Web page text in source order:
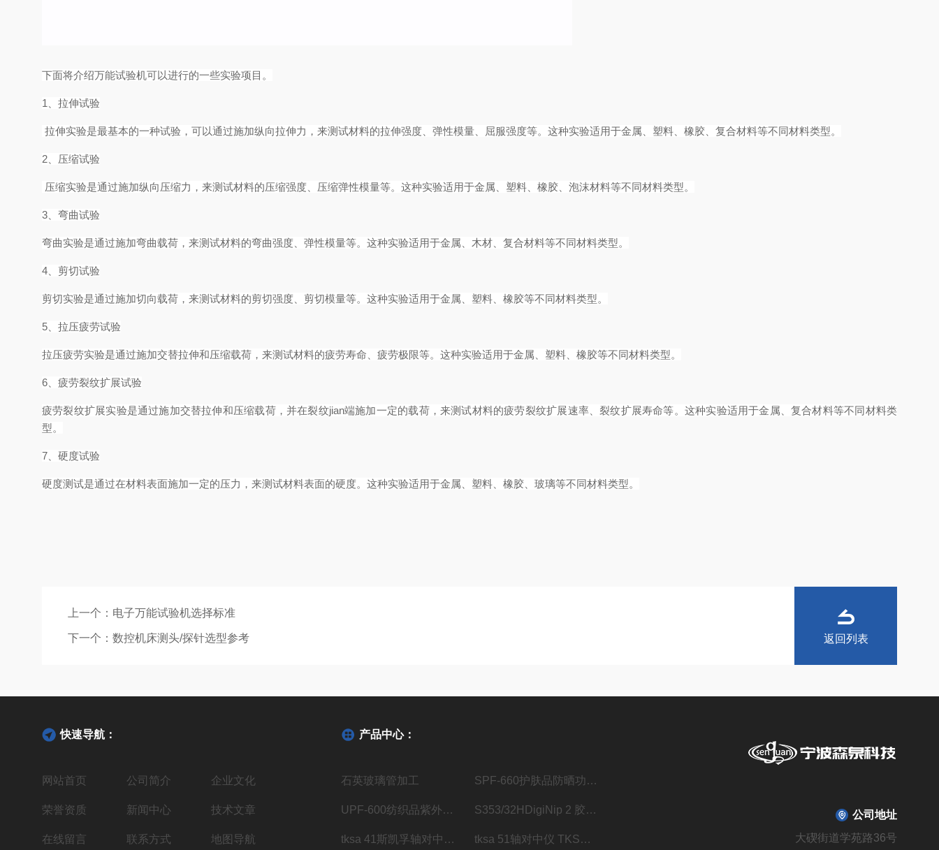
下面将介绍万能试验机可以进行的一些实验项目。
1、拉伸试验
拉伸实验是最基本的一种试验，可以通过施加纵向拉伸力，来测试材料的拉伸强度、弹性模量、屈服强度等。这种实验适用于金属、塑料、橡胶、复合材料等不同材料类型。
2、压缩试验
压缩实验是通过施加纵向压缩力，来测试材料的压缩强度、压缩弹性模量等。这种实验适用于金属、塑料、橡胶、泡沫材料等不同材料类型。
3、弯曲试验
弯曲实验是通过施加弯曲载荷，来测试材料的弯曲强度、弹性模量等。这种实验适用于金属、木材、复合材料等不同材料类型。
4、剪切试验
剪切实验是通过施加切向载荷，来测试材料的剪切强度、剪切模量等。这种实验适用于金属、塑料、橡胶等不同材料类型。
5、拉压疲劳试验
拉压疲劳实验是通过施加交替拉伸和压缩载荷，来测试材料的疲劳寿命、疲劳极限等。这种实验适用于金属、塑料、橡胶等不同材料类型。
6、疲劳裂纹扩展试验
疲劳裂纹扩展实验是通过施加交替拉伸和压缩载荷，并在裂纹jian端施加一定的载荷，来测试材料的疲劳裂纹扩展速率、裂纹扩展寿命等。这种实验适用于金属、复合材料等不同材料类
型。
7、硬度试验
硬度测试是通过在材料表面施加一定的压力，来测试材料表面的硬度。这种实验适用于金属、塑料、橡胶、玻璃等不同材料类型。
上一个： 电子万能试验机选择标准
下一个： 数控机床测头/探针选型参考 返回列表
快速导航：
网站首页 公司简介 企业文化
荣誉资质 新闻中心 技术文章
在线留言 联系方式 地图导航
产品中心：
石英玻璃管加工 SPF-660护肤品防晒功效测试仪
UPF-600纺织品紫外线防护系数分析仪 S353/32HDigiNip 2 胶辊压区检测仪传感器
tksa 41斯凯孚轴对中仪 TKSA 41 tksa 51轴对中仪 TKSA 51
公司地址
大碶街道学苑路36号